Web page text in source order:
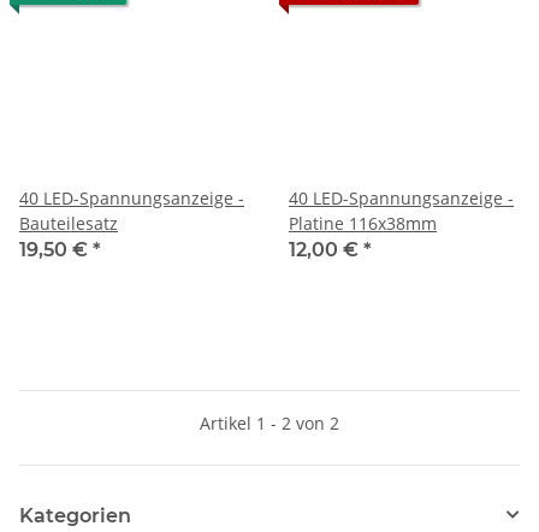
40 LED-Spannungsanzeige -
Bauteilesatz
19,50 € *
40 LED-Spannungsanzeige -
Platine 116x38mm
12,00 € *
Artikel 1 - 2 von 2
Kategorien